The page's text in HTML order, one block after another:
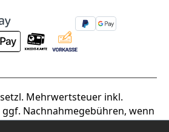
Mehrwertsteuer inkl.
ggf. Nachnahmegebühren, wenn